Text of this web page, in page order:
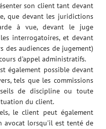
son client tant devant
que devant les juridictions
à vue, devant le juge
interrogatoires, et devant
des audiences de jugement)
d'appel administratifs.
également possible devant
tels que les commissions
de discipline ou toute
du client.
le client peut également
avocat lorsqu'il est tenté de